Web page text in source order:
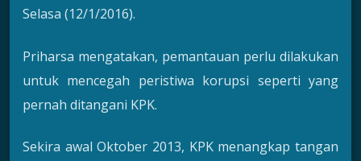
Selasa (12/1/2016).
Priharsa mengatakan, pemantauan perlu dilakukan
untuk mencegah peristiwa korupsi seperti yang
pernah ditangani KPK.
Sekira awal Oktober 2013, KPK menangkap tangan